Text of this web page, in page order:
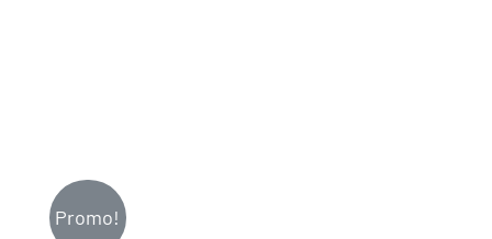
Promo!